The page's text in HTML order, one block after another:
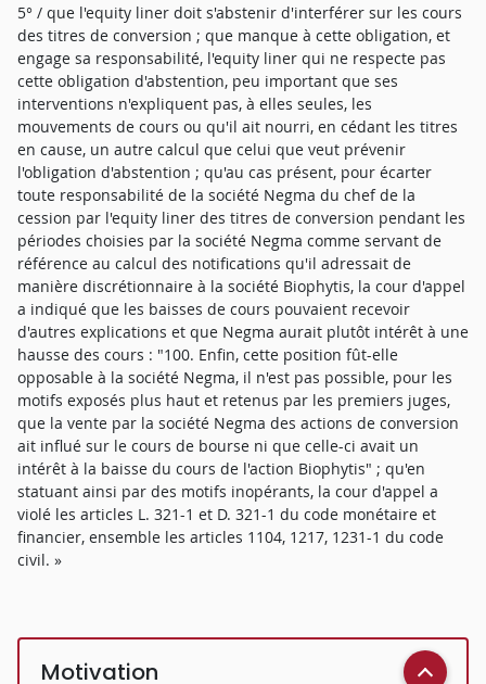
5° / que l'equity liner doit s'abstenir d'interférer sur les cours
des titres de conversion ; que manque à cette obligation, et
engage sa responsabilité, l'equity liner qui ne respecte pas
cette obligation d'abstention, peu important que ses
interventions n'expliquent pas, à elles seules, les
mouvements de cours ou qu'il ait nourri, en cédant les titres
en cause, un autre calcul que celui que veut prévenir
l'obligation d'abstention ; qu'au cas présent, pour écarter
toute responsabilité de la société Negma du chef de la
cession par l'equity liner des titres de conversion pendant les
périodes choisies par la société Negma comme servant de
référence au calcul des notifications qu'il adressait de
manière discrétionnaire à la société Biophytis, la cour d'appel
a indiqué que les baisses de cours pouvaient recevoir
d'autres explications et que Negma aurait plutôt intérêt à une
hausse des cours : "100. Enfin, cette position fût-elle
opposable à la société Negma, il n'est pas possible, pour les
motifs exposés plus haut et retenus par les premiers juges,
que la vente par la société Negma des actions de conversion
ait influé sur le cours de bourse ni que celle-ci avait un
intérêt à la baisse du cours de l'action Biophytis" ; qu'en
statuant ainsi par des motifs inopérants, la cour d'appel a
violé les articles L. 321-1 et D. 321-1 du code monétaire et
financier, ensemble les articles 1104, 1217, 1231-1 du code
civil. »
Motivation